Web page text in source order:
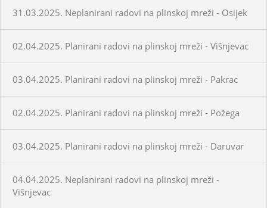
31.03.2025. Neplanirani radovi na plinskoj mreži - Osijek
02.04.2025. Planirani radovi na plinskoj mreži - Višnjevac
03.04.2025. Planirani radovi na plinskoj mreži - Pakrac
02.04.2025. Planirani radovi na plinskoj mreži - Požega
03.04.2025. Planirani radovi na plinskoj mreži - Daruvar
04.04.2025. Neplanirani radovi na plinskoj mreži -
Višnjevac